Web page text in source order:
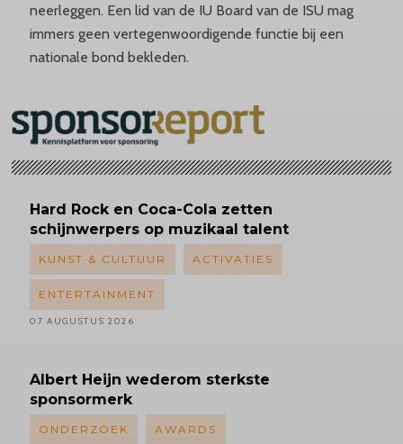
neerleggen. Een lid van de IU Board van de ISU mag
immers geen vertegenwoordigende functie bij een
nationale bond bekleden.
Hard Rock en Coca-Cola zetten
schijnwerpers op muzikaal talent
KUNST & CULTUUR ACTIVATIES
ENTERTAINMENT
07 AUGUSTUS 2026
Albert Heijn wederom sterkste
sponsormerk
ONDERZOEK AWARDS